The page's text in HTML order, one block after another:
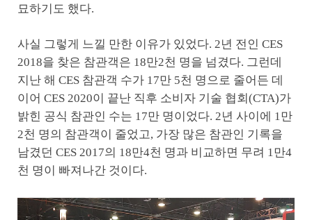
묘하기도 했다.
사실 그렇게 느낄 만한 이유가 있었다. 2년 전인 CES
2018을 찾은 참관객은 18만2천 명을 넘겼다. 그런데
지난 해 CES 참관객 수가 17만 5천 명으로 줄어든 데
이어 CES 2020이 끝난 직후 소비자 기술 협회(CTA)가
밝힌 공식 참관인 수는 17만 명이었다. 2년 사이에 1만
2천 명의 참관객이 줄었고, 가장 많은 참관인 기록을
남겼던 CES 2017의 18만4천 명과 비교하면 무려 1만4
천 명이 빠져나간 것이다.